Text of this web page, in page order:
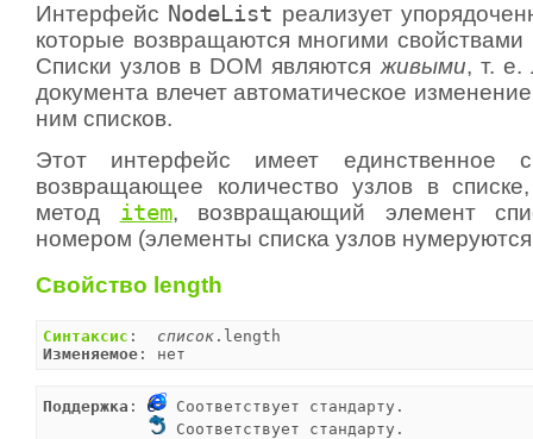
Интерфейс NodeList реализует
которые возвращаются многими
Списки узлов в DOM являются живыми, т. е.
документа влечет автоматическое
ним списков.
Этот интерфейс имеет единственное
возвращающее количество узлов в
метод item, возвращающий элемент
номером (элементы списка узлов
Свойство length
Синтаксис : список
Изменяемое : нет
Поддержка :
Cоответствует стандарту.
Соответствует стандарту.